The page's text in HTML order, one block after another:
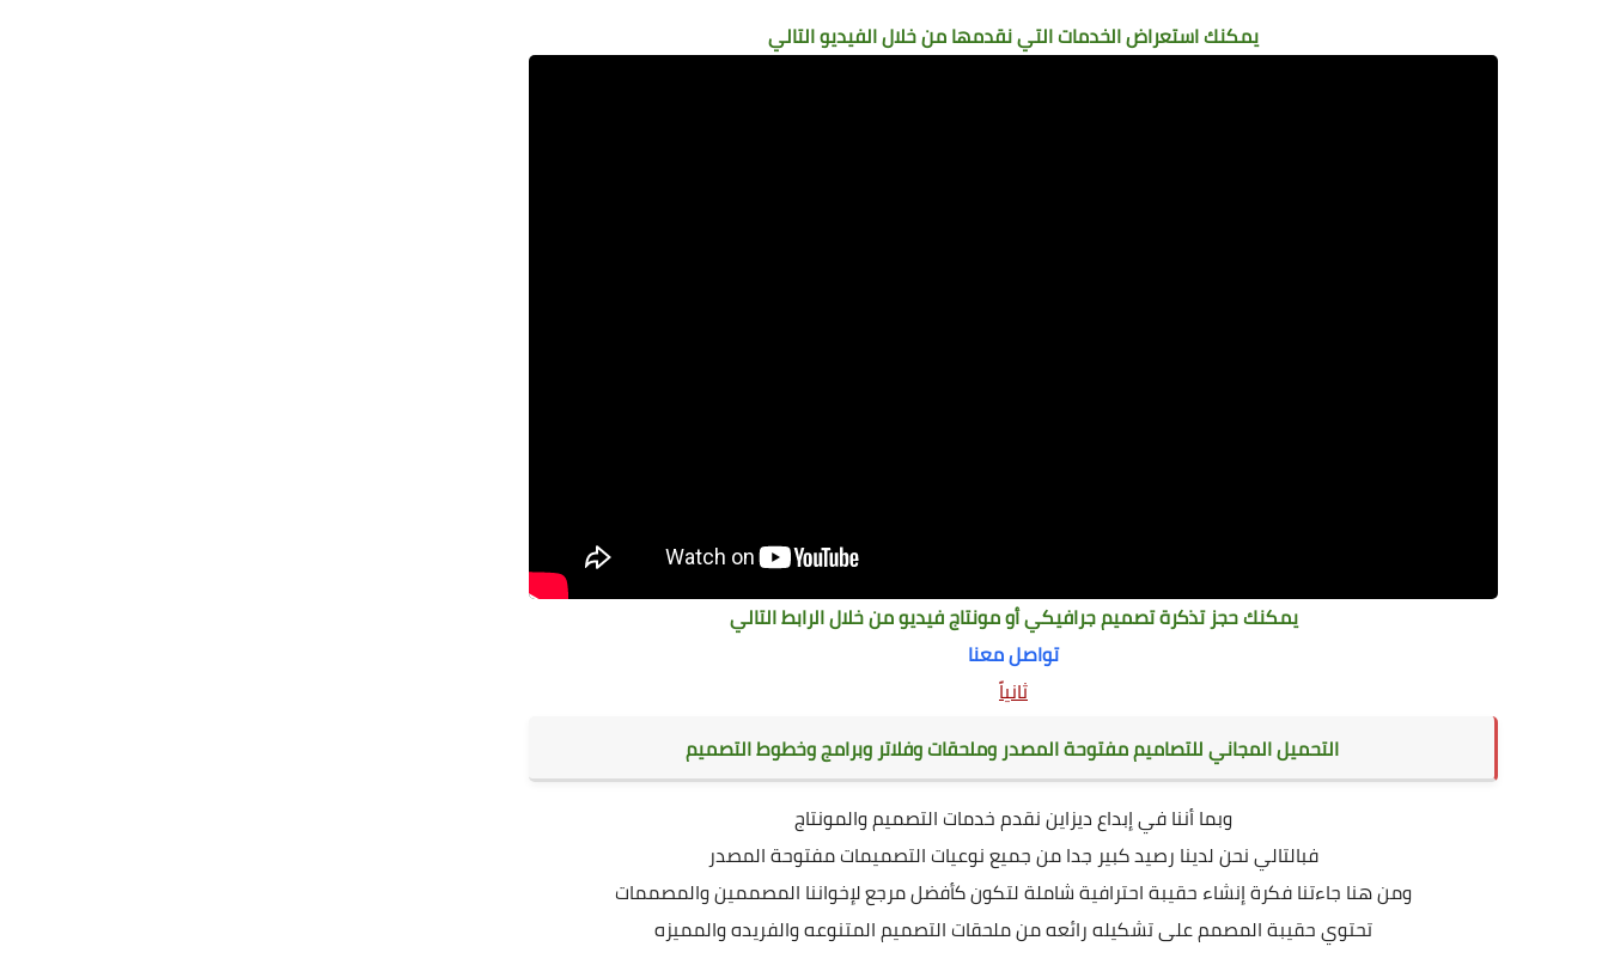
يمكنك استعراض الخدمات التي نقدمها من خلال الفيديو التالي
يمكنك حجز تذكرة تصميم جرافيكي أو مونتاج فيديو من خلال الرابط التالي
تواصل معنا
ثانياً
التحميل المجاني للتصاميم مفتوحة المصدر وملحقات وفلاتر وبرامج وخطوط التصميم
وبما أننا في إبداع ديزاين نقدم خدمات التصميم والمونتاج
فبالتالي نحن لدينا رصيد كبير جدا من جميع نوعيات التصميمات مفتوحة المصدر
ومن هنا جاءتنا فكرة إنشاء حقيبة احترافية شاملة لتكون كأفضل مرجع لإخواننا المصممين والمصممات
تحتوي حقيبة المصمم على تشكيله رائعه من ملحقات التصميم المتنوعه والفريده والمميزه